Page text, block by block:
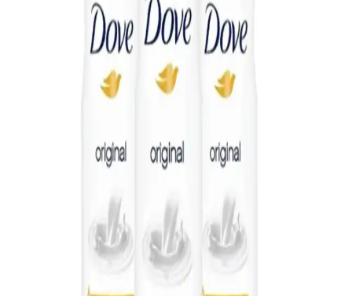
Kullanımda Güvenilir ve Etkili Koruma Sağlar
Deotak Roll-On Deodorant, hafif yapısı, hoş kokusu ve etkili koku
önleme özelliğiyle günlük kullanım için ideal, kıyafetlere zarar
vermez ve uzun süre tazelik sağlar.
Carpe Deodorant Formül Değişikliği, Performans ve
Carpe deodorantın formül değişikliği, performans düşüşü ve müşteri
hizmetlerindeki iletişim sorunları detaylıca incelenmiştir. Formül
değişikliği şeffaflığı ve abonelik iptal problemleri ele alınmıştır.
NIVEA Erkek Bakım Seti Nişan Çeyiz Bohça
Sandıklı İçeriği ve Kullanım Özellikleri
NIVEA erkek bakım seti, tıraş, temizlik ve nemlendirme ürünleriyle
dolu, pratik ve yüksek kaliteli bir set olup, günlük bakım
ihtiyaçlarını karşılar ve kullanıcı memnuniyetini sağlar.